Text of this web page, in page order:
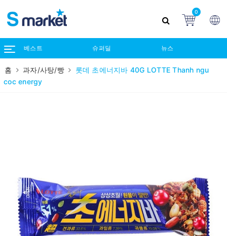
0
베스트 슈퍼딜 뉴스
홈 과자/사탕/빵
롯데 초에너지바 40G LOTTE Thanh ngu
coc energy